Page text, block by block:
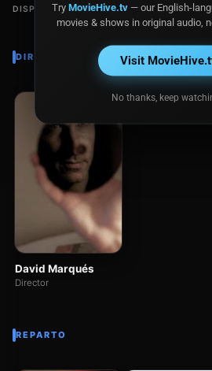
DISPONIBLE EN
DIRECTOR
David Marqués
Director
REPARTO
Try MovieHive.tv— our English-
movies & shows in original audio,
Visit
No thanks, keep